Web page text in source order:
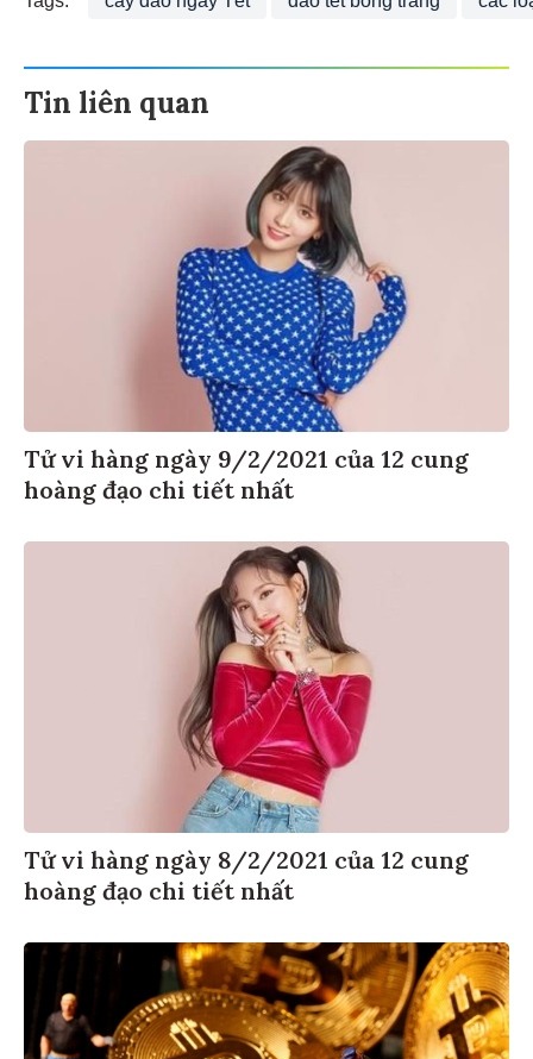
Tin liên quan
Tử vi hàng ngày 9/2/2021 của 12 cung
hoàng đạo chi tiết nhất
Tử vi hàng ngày 8/2/2021 của 12 cung
hoàng đạo chi tiết nhất